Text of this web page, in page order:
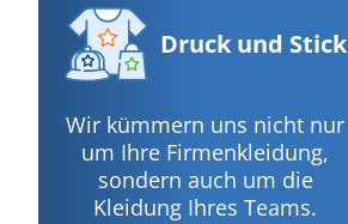
Druck und Stick
Wir kümmern uns nicht nur
um Ihre Firmenkleidung,
sondern auch um die
Kleidung Ihres Teams.